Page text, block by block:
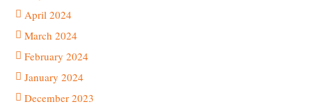
April 2024
March 2024
February 2024
January 2024
December 2023